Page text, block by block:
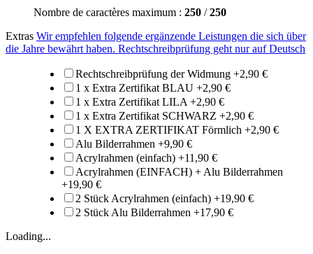
Nombre de caractères maximum : 250 /250
Extras Wir empfehlen folgende ergänzende Leistungen die sich über
die Jahre bewährt haben. Rechtschreibprüfung geht nur auf Deutsch
Rechtschreibprüfung der Widmung +2,90 €
1 x Extra Zertifikat BLAU +2,90 €
1 x Extra Zertifikat LILA +2,90 €
1 x Extra Zertifikat SCHWARZ +2,90 €
1 X EXTRA ZERTIFIKAT Förmlich +2,90 €
Alu Bilderrahmen +9,90 €
Acrylrahmen (einfach) +11,90 €
Acrylrahmen (EINFACH) + Alu Bilderrahmen
+19,90 €
2 Stück Acrylrahmen (einfach) +19,90 €
2 Stück Alu Bilderrahmen +17,90 €
Loading...